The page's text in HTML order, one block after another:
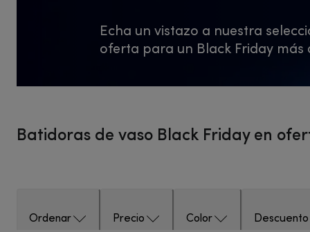
Echa un vistazo a nuestra
oferta para un Black Friday más
Batidoras de vaso Black Friday en
Ordenar Precio Color Descuento